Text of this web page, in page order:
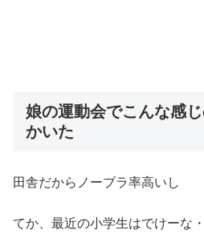
娘の運動会でこんな感
かいた
田舎だからノーブラ率高いし
てか、最近の小学生はでけーな